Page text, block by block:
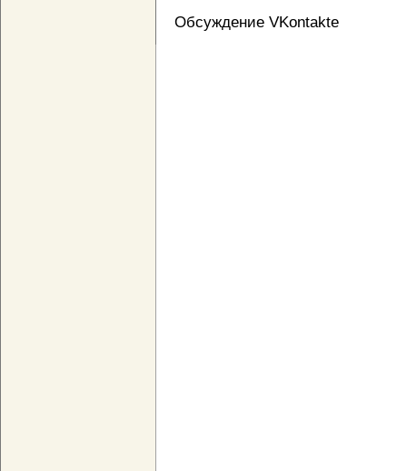
Обсуждение VKontakte